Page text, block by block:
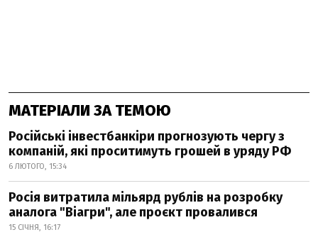
МАТЕРІАЛИ ЗА ТЕМОЮ
Російські інвестбанкіри прогнозують чергу з
компаній, які проситимуть грошей в уряду РФ
6 ЛЮТОГО, 15:34
Росія витратила мільярд рублів на розробку
аналога "Віагри", але проєкт провалився
15 СІЧНЯ, 16:17